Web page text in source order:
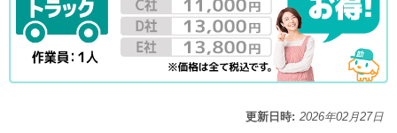
更新日時: 2026年02月27日